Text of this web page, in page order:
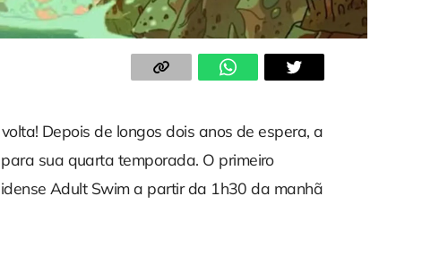
Depois de longos dois anos de espera, a
sua quarta temporada. O primeiro
Adult Swim a partir da 1h30 da manhã